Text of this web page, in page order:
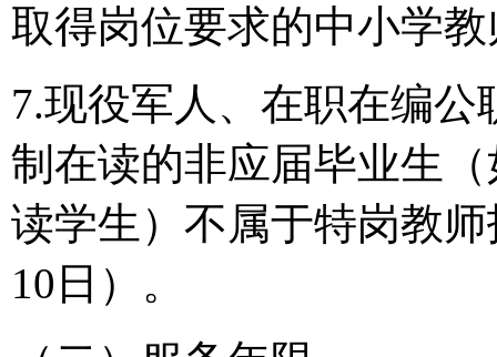
取得岗位要求的中小学
7.现役军人、在职在编
制在读的非应届毕业生
读学生）不属于特岗教
10日）。